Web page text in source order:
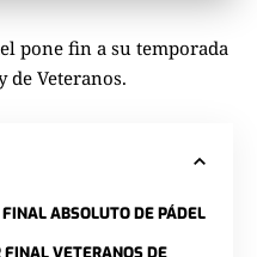
pone fin a su temporada
de Veteranos.
ABSOLUTO DE PÁDEL